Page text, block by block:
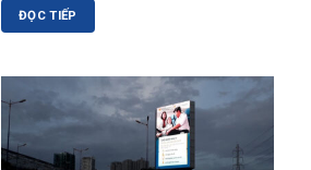
ĐỌC TIẾP